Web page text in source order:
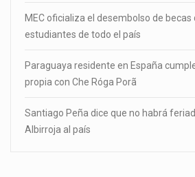
MEC oficializa el desembolso de
estudiantes de todo el país
Paraguaya residente en España
propia con Che Róga Porã
Santiago Peña dice que no habrá
Albirroja al país